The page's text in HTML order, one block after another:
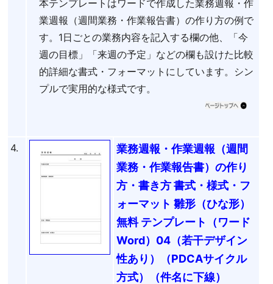
本テンプレートはワードで作成した業務週報・作
業週報（週間業務・作業報告書）の作り方の例で
す。1日ごとの業務内容を記入する欄の他、「今
週の目標」「来週の予定」などの欄も設けた比較
的詳細な書式・フォーマットにしています。シン
プルで実用的な様式です。
4.
業務週報・作業週報（週間
業務・作業報告書）の作り
方・書き方 書式・様式・フ
ォーマット 雛形（ひな形）
無料 テンプレート（ワード
Word）04（若干デザイン
性あり）（PDCAサイクル
方式）（件名に下線）